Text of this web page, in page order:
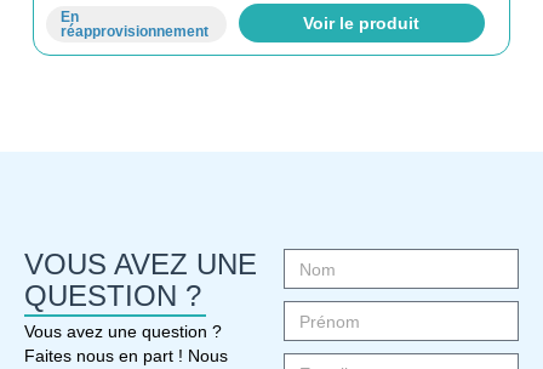
En
réapprovisionnement
Voir le produit
VOUS AVEZ UNE
QUESTION ?
Vous avez une question ?
Faites nous en part ! Nous